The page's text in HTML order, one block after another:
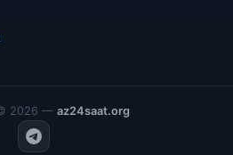
2026 — az24saat.org